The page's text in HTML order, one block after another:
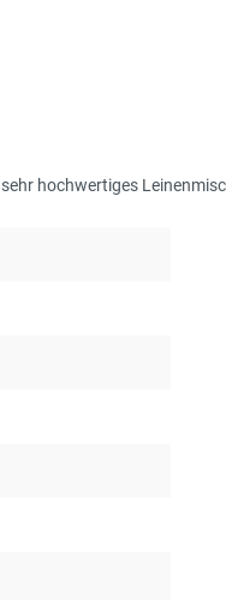
hochwertiges